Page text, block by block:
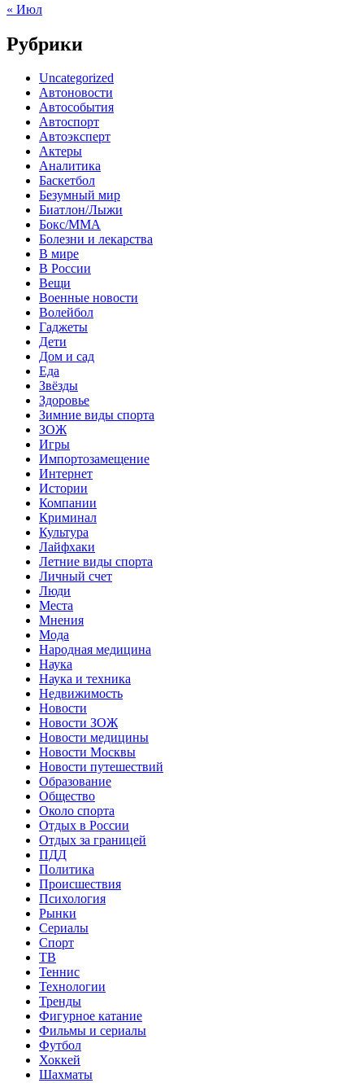
« Июл
Рубрики
Uncategorized
Автоновости
Автособытия
Автоспорт
Автоэксперт
Актеры
Аналитика
Баскетбол
Безумный мир
Биатлон/Лыжи
Бокс/MMA
Болезни и лекарства
В мире
В России
Вещи
Военные новости
Волейбол
Гаджеты
Дети
Дом и сад
Еда
Звёзды
Здоровье
Зимние виды спорта
ЗОЖ
Игры
Импортозамещение
Интернет
Истории
Компании
Криминал
Культура
Лайфхаки
Летние виды спорта
Личный счет
Люди
Места
Мнения
Мода
Народная медицина
Наука
Наука и техника
Недвижимость
Новости
Новости ЗОЖ
Новости медицины
Новости Москвы
Новости путешествий
Образование
Общество
Около спорта
Отдых в России
Отдых за границей
ПДД
Политика
Происшествия
Психология
Рынки
Сериалы
Спорт
ТВ
Теннис
Технологии
Тренды
Фигурное катание
Фильмы и сериалы
Футбол
Хоккей
Шахматы